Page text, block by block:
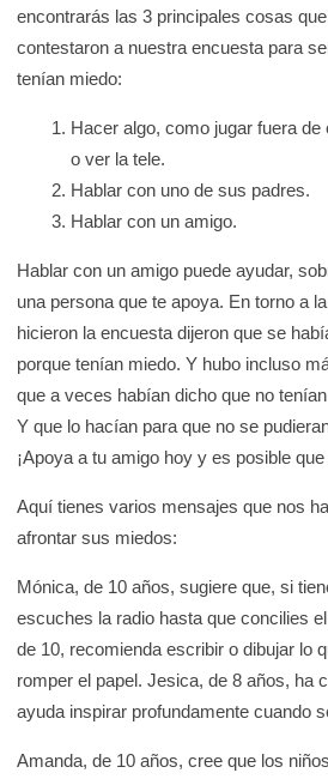
encontrarás las 3 principales cosas
contestaron a nuestra encuesta para
tenían miedo:
Hacer algo, como jugar fuera
o ver la tele.
Hablar con uno de sus padres.
Hablar con un amigo.
Hablar con un amigo puede ayudar,
una persona que te apoya. En torno a
hicieron la encuesta dijeron que se
porque tenían miedo. Y hubo incluso
que a veces habían dicho que no
Y que lo hacían para que no se
¡Apoya a tu amigo hoy y es posible
Aquí tienes varios mensajes que nos
afrontar sus miedos:
Mónica, de 10 años, sugiere que, si
escuches la radio hasta que concilies
de 10, recomienda escribir o dibujar lo
romper el papel. Jesica, de 8 años, ha
ayuda inspirar profundamente cuando
Amanda, de 10 años, cree que los